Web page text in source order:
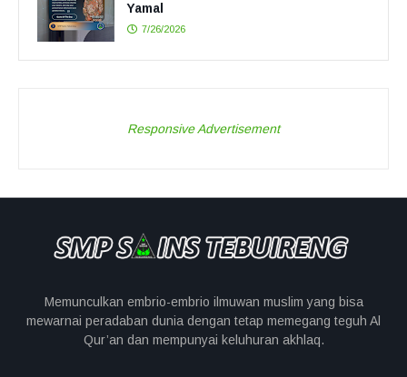
Yamal
7/26/2026
Responsive Advertisement
Memunculkan embrio-embrio ilmuwan muslim yang bisa
mewarnai peradaban dunia dengan tetap memegang teguh Al
Qur’an dan mempunyai keluhuran akhlaq.